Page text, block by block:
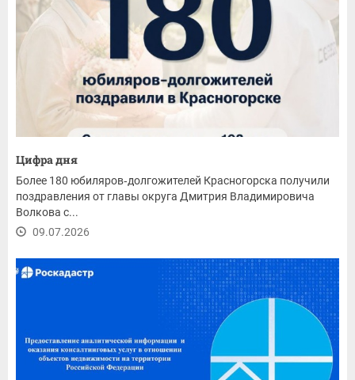
Цифра дня
Более 180 юбиляров‑долгожителей Красногорска получили
поздравления от главы округа Дмитрия Владимировича
Волкова с...
09.07.2026